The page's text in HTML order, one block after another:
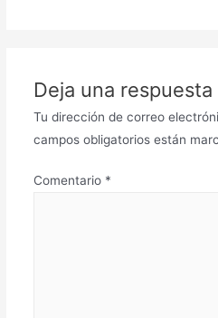
Deja una respuesta
Tu dirección de correo
campos obligatorios están
Comentario *